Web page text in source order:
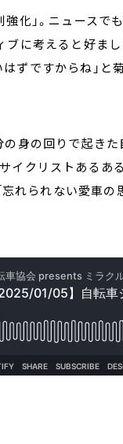
強化」。ニュース
ブに考えると好ま
ずですからね」
身の回りで起きた
イクリストあるあ
れられない愛車の